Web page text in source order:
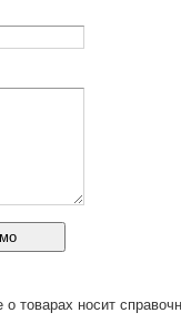
товарах носит